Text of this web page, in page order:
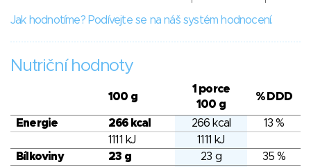
Jak hodnotíme? Podívejte se na náš systém hodnocení.
Nutriční hodnoty
100 g
1 porce
100 g
% DDD
Energie 266 kcal 266 kcal
13 %
1111 kJ
1111 kJ
Bílkoviny
23 g 23 g
35 %